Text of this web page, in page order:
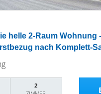
helle 2-Raum Wohnung
nach Komplett-
2